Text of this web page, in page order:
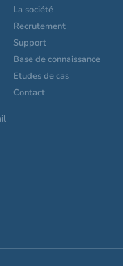
La société
Recrutement
Support
Base de connaissance
Etudes de cas
Contact